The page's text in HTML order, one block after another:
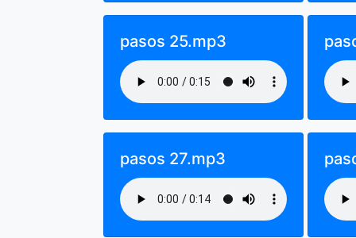
pasos 25.mp3
pasos 27.mp3